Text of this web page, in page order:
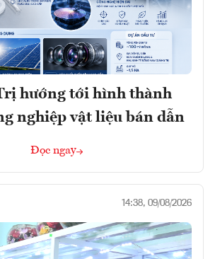
hướng tới hình thành
nghiệp vật liệu bán dẫn
Đọc ngay
14:38, 09/08/2026